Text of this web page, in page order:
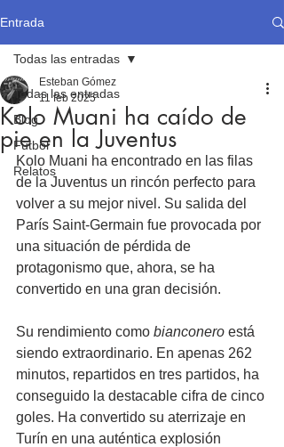
Entrada
Todas las entradas
Blog
Fútbol
Relatos
Todas las entradas
Kolo Muani ha caído de
pie en la Juventus
Esteban Gómez
11 feb 2025
Kolo Muani ha encontrado en las filas
de la Juventus un rincón perfecto para
volver a su mejor nivel. Su salida del
París Saint-Germain fue provocada por
una situación de pérdida de
protagonismo que, ahora, se ha
convertido en una gran decisión.
Su rendimiento como bianconero está
siendo extraordinario. En apenas 262
minutos, repartidos en tres partidos, ha
conseguido la destacable cifra de cinco
goles. Ha convertido su aterrizaje en
Turín en una auténtica explosión